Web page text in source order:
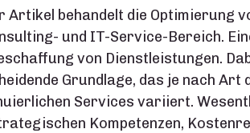
Artikel behandelt die Optimierung
und IT-Service-Bereich.
von Dienstleistungen.
Grundlage, das je nach
Services variiert.
Kompetenzen,